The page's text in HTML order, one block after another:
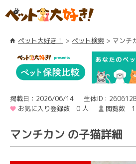
ペット大好き！ ペット検索 マンチ
掲載日：2026/06/14
生体ID：
お気に入り登録数 0 人
閲覧数
マンチカン の子猫詳細